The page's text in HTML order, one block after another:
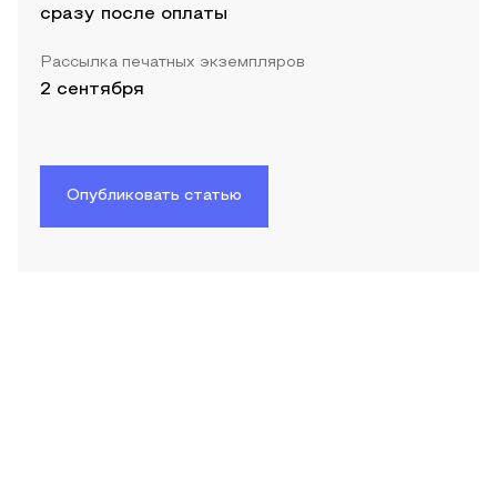
сразу после оплаты
Рассылка печатных экземпляров
2 сентября
Опубликовать статью